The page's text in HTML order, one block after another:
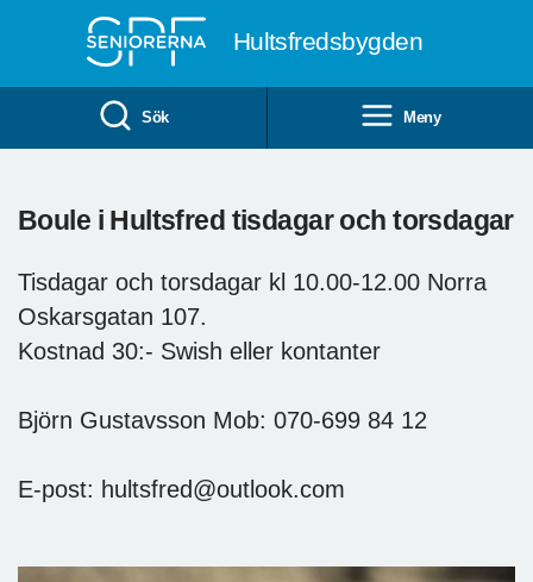
Hultsfredsbygden
Sök Meny
Boule i Hultsfred tisdagar och torsdagar
Tisdagar och torsdagar kl 10.00-12.00 Norra
Oskarsgatan 107.
Kostnad 30:- Swish eller kontanter
Björn Gustavsson Mob: 070-699 84 12
E-post: hultsfred@outlook.com